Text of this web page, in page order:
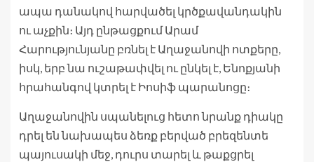
ապա դանակով հարվածել կրծքավանդակին
ու աչքին։ Այդ ընթացքում Արամ
Հարությունյանը բռնել է Աղաջանովի ոտքերը,
իսկ, երբ նա ուշաթափվել ու ընկել է, Ենոքյանի
հրահանգով կտրել է Իոսիֆ պարանոցը։
Աղաջանովին սպանելուց հետո նրանք դիակը
դրել են նախապես ձեռք բերված բրեզենտե
պայուսակի մեջ, դուրս տարել և թաքցրել